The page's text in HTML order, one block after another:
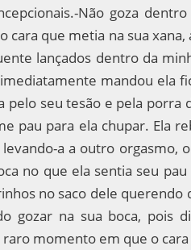
Não goza
cara que metia na sua
lançados dentro da
mandou ela
pelo seu tesão e pela porra
pau para ela chupar. Ela
a a outro orgasmo,
no que ela sentia seu
no saco dele
gozar na sua boca, pois
momento em que o